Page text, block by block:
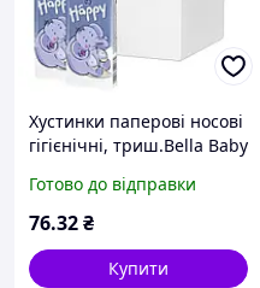
Хустинки паперові носові
гігієнічні, триш.Bella Baby
(5900516421984)
Готово до відправки
76.32₴
Купити